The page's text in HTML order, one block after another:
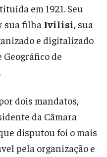
em 1921. Seu
sua filha Ivilisi, sua
e digitalizado
de
dois mandatos,
da Câmara
disputou foi o mais
pela organização e